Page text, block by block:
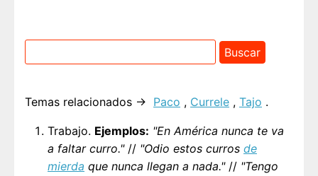
Temas relacionados → Paco , Currele , Tajo .
Trabajo. Ejemplos: "En América nunca te va
a faltar curro."// "Odio estos curros de
mierda que nunca llegan a nada."// "Tengo